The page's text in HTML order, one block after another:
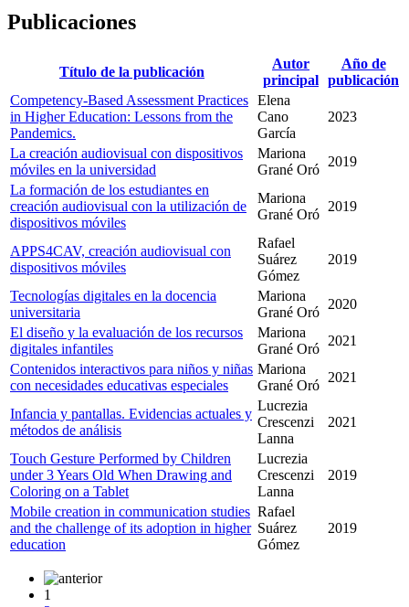
Publicaciones
Título de la publicación
Autor
principal
Año de
publicación
Competency-Based Assessment Practices
in Higher Education: Lessons from the
Pandemics.
Elena
Cano
García
2023
La creación audiovisual con dispositivos
móviles en la universidad
Mariona
Grané Oró
2019
La formación de los estudiantes en
creación audiovisual con la utilización de
dispositivos móviles
Mariona
Grané Oró
2019
APPS4CAV, creación audiovisual con
dispositivos móviles
Rafael
Suárez
Gómez
2019
Tecnologías digitales en la docencia
universitaria
Mariona
Grané Oró
2020
El diseño y la evaluación de los recursos
digitales infantiles
Mariona
Grané Oró
2021
Contenidos interactivos para niños y niñas
con necesidades educativas especiales
Mariona
Grané Oró
2021
Infancia y pantallas. Evidencias actuales y
métodos de análisis
Lucrezia
Crescenzi
Lanna
2021
Touch Gesture Performed by Children
under 3 Years Old When Drawing and
Coloring on a Tablet
Lucrezia
Crescenzi
Lanna
2019
Mobile creation in communication studies
and the challenge of its adoption in higher
education
Rafael
Suárez
Gómez
2019
1